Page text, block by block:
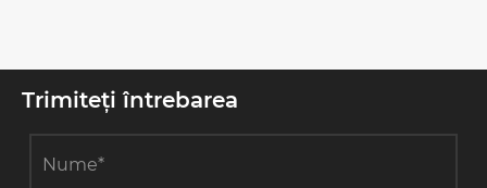
Trimiteți întrebarea